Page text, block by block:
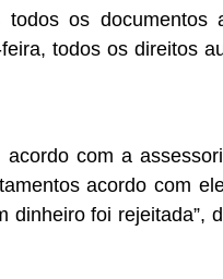
os documentos
todos os direitos
com a
acordo com
foi rejeitada”,